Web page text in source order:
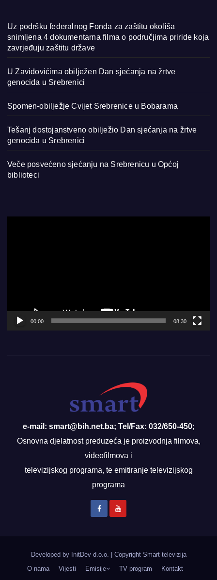
Uz podršku federalnog Fonda za zaštitu okoliša
snimljena 4 dokumentarna filma o područjima priride koja
zavrjeđuju zaštitu države
U Zavidovićima obilježen Dan sjećanja na žrtve
genocida u Srebrenici
Spomen-obilježje Cvijet Srebrenice u Bobarama
Tešanj dostojanstveno obilježio Dan sjećanja na žrtve
genocida u Srebrenici
Veče posvećeno sjećanju na Srebrenicu u Općoj
biblioteci
00:00 08:30
e-mail: smart@bih.net.ba; Tel/Fax: 032/650-450;
Osnovna djelatnost preduzeća je proizvodnja filmova,
videofilmova i
televizijskog programa, te emitiranje televizijskog
programa
Developed by InitDev d.o.o.
Copyright Smart televizija
O nama
Vijesti Emisije TV program Kontakt